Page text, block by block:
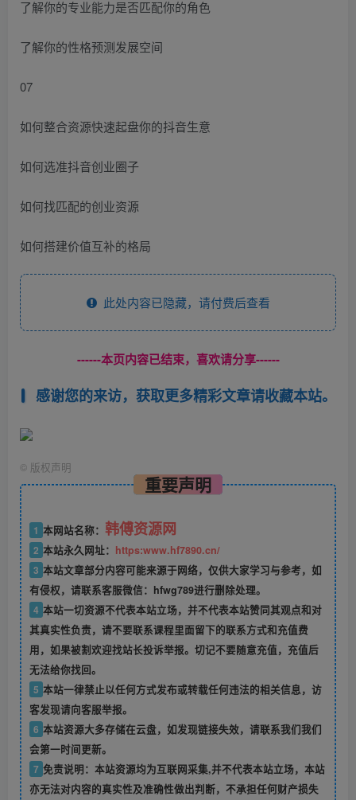
了解你的专业能力是否匹配你的角色
了解你的性格预测发展空间
07
如何整合资源快速起盘你的抖音生意
如何选准抖音创业圈子
如何找匹配的创业资源
如何搭建价值互补的格局
此处内容已隐藏，请付费后查看
------本页内容已结束，喜欢请分享------
感谢您的来访，获取更多精彩文章请收藏本站。
© 版权声明
重要声明
1 本网站名称： 韩傅资源网
2 本站永久网址： https:www.hf7890.cn/
3 本站文章部分内容可能来源于网络，仅供大家学习与参考，如
有侵权，请联系客服微信：hfwg789进行删除处理。
4 本站一切资源不代表本站立场，并不代表本站赞同其观点和对
其真实性负责，请不要联系课程里面留下的联系方式和充值费
用，如果被割欢迎找站长投诉举报。切记不要随意充值，充值后
无法给你找回。
5 本站一律禁止以任何方式发布或转载任何违法的相关信息，访
客发现请向客服举报。
6 本站资源大多存储在云盘，如发现链接失效，请联系我们我们
会第一时间更新。
7 免责说明：本站资源均为互联网采集,并不代表本站立场，本站
亦无法对内容的真实性及准确性做出判断，不承担任何财产损失